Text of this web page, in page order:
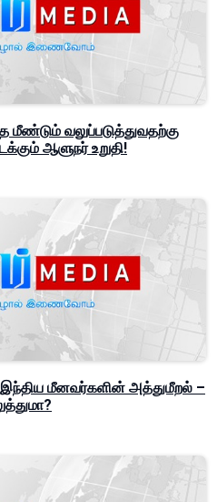
மீண்டும் வலுப்படுத்துவதற்கு
ஆளுநர் உறுதி!
மீனவர்களின் அத்துமீறல் –